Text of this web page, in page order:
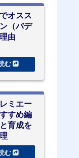
オスス
（バデ
由
ミエー
すめ編
育成を